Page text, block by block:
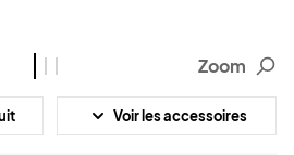
Zoom
Voir les accessoires